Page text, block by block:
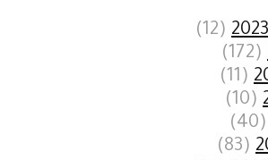
(12)
(172)
(11)
(10)
(40)
(83)